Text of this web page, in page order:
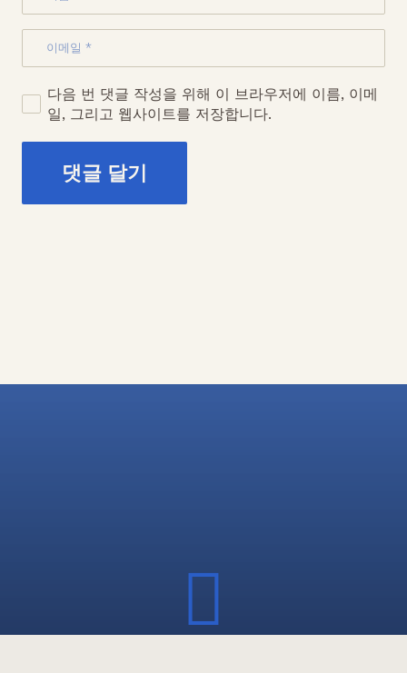
다음 번 댓글 작성을 위해 이 브라우저에 이름, 이메
일, 그리고 웹사이트를 저장합니다.
댓글 달기